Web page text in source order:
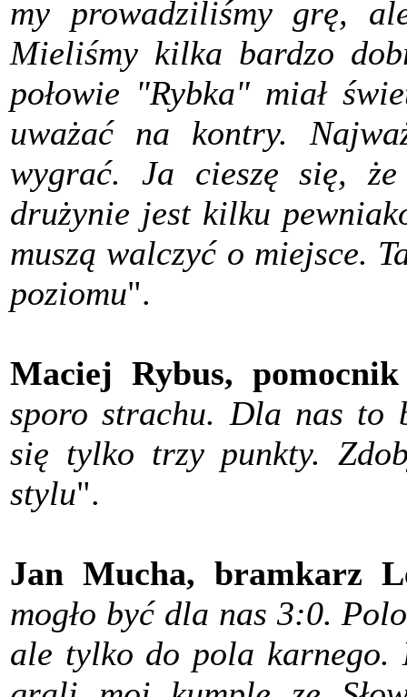
my prowadziliśmy grę,
Mieliśmy kilka bardzo
połowie "Rybka" miał
uważać na kontry.
wygrać. Ja cieszę się,
drużynie jest kilku
muszą walczyć o miejsce.
poziomu".
Maciej Rybus,
sporo strachu. Dla nas to
się tylko trzy punkty.
stylu".
Jan Mucha, bramkarz
mogło być dla nas 3:0.
ale tylko do pola karnego.